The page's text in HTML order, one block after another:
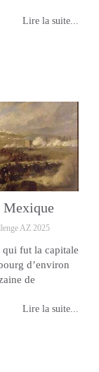
Lire la suite...
Mexique
AZ 2025
qui fut la capitale
d’environ
de
Lire la suite...